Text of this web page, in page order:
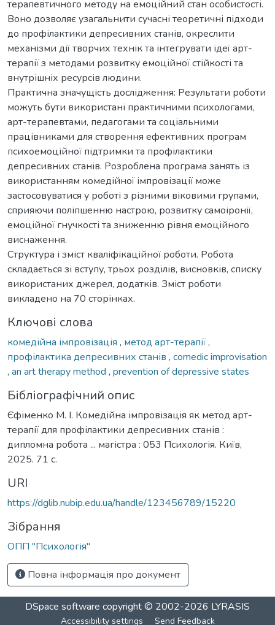
терапевтичного методу на емоційний стан особистості.
Воно дозволяє узагальнити сучасні теоретичні підходи
до профілактики депресивних станів, окреслити
механізми дії творчих технік та інтегрувати ідеї арт-
терапії з методами розвитку емоційної стійкості та
внутрішніх ресурсів людини.
Практична значущість дослідження: Результати роботи
можуть бути використані практичними психологами,
арт-терапевтами, педагогами та соціальними
працівниками для створення ефективних програм
психоемоційної підтримки та профілактики
депресивних станів. Розроблена програма занять із
використанням комедійної імпровізації може
застосовуватися у роботі з різними віковими групами,
сприяючи поліпшенню настрою, розвитку самоіронії,
емоційної гнучкості та зниженню рівня емоційного
виснаження.
Структура і зміст кваліфікаційної роботи. Робота
складається зі вступу, трьох розділів, висновків, списку
використаних джерел, додатків. Зміст роботи
викладено на 70 сторінках.
Ключові слова
комедійна імпровізація , метод арт-терапії,
профілактика депресивних станів , comedic improvisation
, an art therapy method , prevention of depressive states
Бібліографічний опис
Єфіменко М. І. Комедійна імпровізація як метод арт-
терапії для профілактики депресивних станів :
дипломна робота ... магістра : 053 Психологія. Київ,
2025. 71 с.
URI
https://dglib.nubip.edu.ua/handle/123456789/15220
Зібрання
ОПП "Психологія"
Повна інформація про документ
DSpace software copyright © 2002-2026 LYRASIS
Accessibility settings Send Feedback